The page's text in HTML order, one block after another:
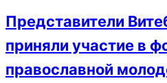
Представители
приняли участие в
православной